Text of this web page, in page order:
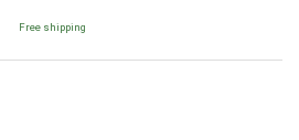
Free shipping